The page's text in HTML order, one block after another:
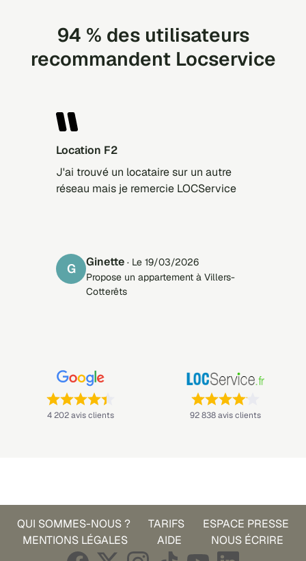
94 % des utilisateurs
recommandent Locservice
Location F2
J'ai trouvé un locataire sur un autre
réseau mais je remercie LOCService
G ginette · Le 19/03/2026
Propose un appartement à Villers-
Cotterêts
Note : 4,4 sur 5 —
4 202 avis clients Note : 4,1 sur 5 —
92 838 avis clients
QUI SOMMES-NOUS ? TARIFS
ESPACE PRESSE
MENTIONS LÉGALES
AIDE NOUS ÉCRIRE